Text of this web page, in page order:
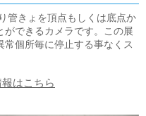
管きょを頂点もしくは底点か
ができるカメラです。この展
常個所毎に停止する事なくス
はこちら